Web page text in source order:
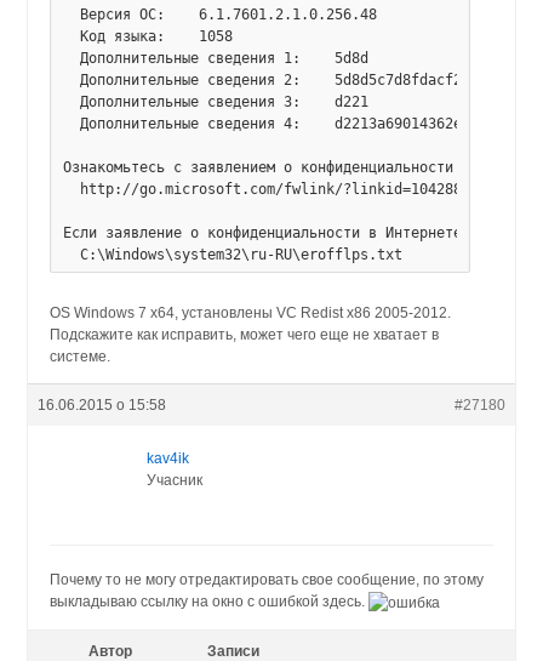
  Версия ОС:	6.1.7601.2.1.0.256.48
  Код языка:	1058
  Дополнительные сведения 1:	5d8d
  Дополнительные сведения 2:	5d8d5c7d8fdacf23095fb3cd96a6a147
  Дополнительные сведения 3:	d221
  Дополнительные сведения 4:	d2213a69014362e2ec39cdeb576129c6
Ознакомьтесь с заявлением о конфиденциальности в
http://go.microsoft.com/fwlink/
Если заявление о конфиденциальности в Интернете
OS Windows 7 x64, установлены VC Redist x86 2005-2012.
Подскажите как исправить, может чего еще не хватает в
системе.
16.06.2015 о 15:58 #27180
kav4ik
Учасник
Почему то не могу отредактировать свое сообщение, по этому
выкладываю ссылку на окно с ошибкой здесь.
Автор Записи